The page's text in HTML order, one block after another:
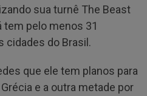
sua turnê The Beast
tem pelo menos 31
cidades do Brasil.
que ele tem planos para
e a outra metade por